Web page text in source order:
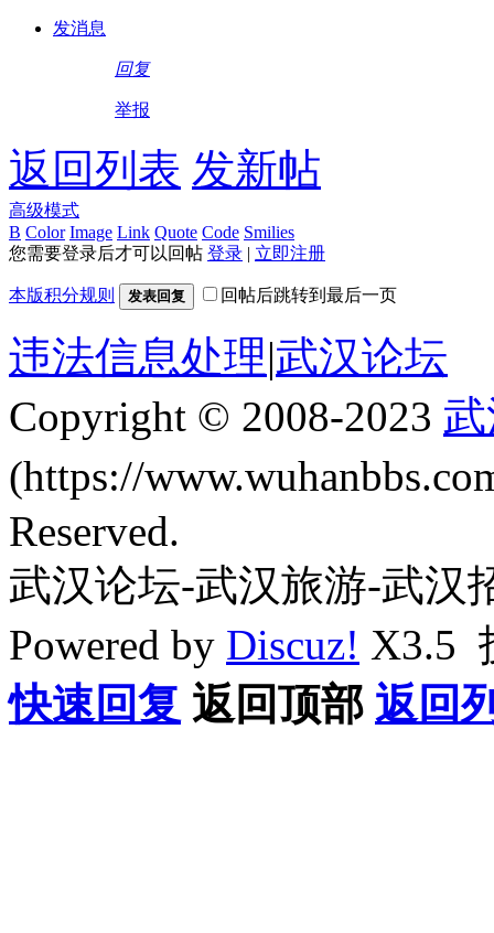
发消息
回复
举报
返回列表 发新帖
高级模式
B Color Image Link Quote Code Smilies
您需要登录后才可以回帖 登录 | 立即注册
本版积分规则 发表回复 回帖后跳转到最后一页
违法信息处理|武汉论坛
Copyright © 2008-2023
(https://
Reserved.
武汉论坛-武汉旅游-武汉
Powered by Discuz! X3.5
快速回复 返回顶部 返回